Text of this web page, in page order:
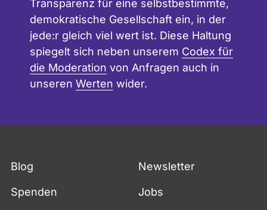
Transparenz für eine selbstbestimmte,
demokratische Gesellschaft ein, in der
jede:r gleich viel wert ist. Diese Haltung
spiegelt sich neben unserem Codex für
die Moderation von Anfragen auch in
unseren Werten wider.
Blog Newsletter
Spenden Jobs